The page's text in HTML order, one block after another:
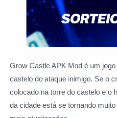
Grow Castle APK Mod é um
castelo do ataque inimigo. Se o
colocado na torre do castelo e o
da cidade está se tornando